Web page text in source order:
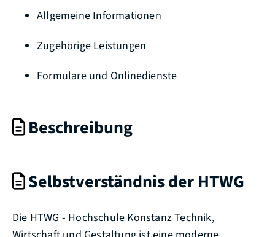
Allgemeine Informationen
Zugehörige Leistungen
Formulare und Onlinedienste
Beschreibung
Selbstverständnis der HTWG
Die HTWG - Hochschule Konstanz Technik,